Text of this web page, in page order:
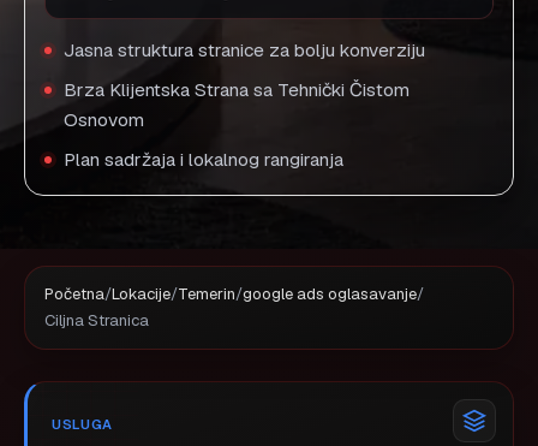
Jasna struktura stranice za bolju konverziju
Brza Klijentska Strana sa Tehnički Čistom
Osnovom
Plan sadržaja i lokalnog rangiranja
Početna/Lokacije/Temerin/google ads oglasavanje/
Ciljna Stranica
USLUGA